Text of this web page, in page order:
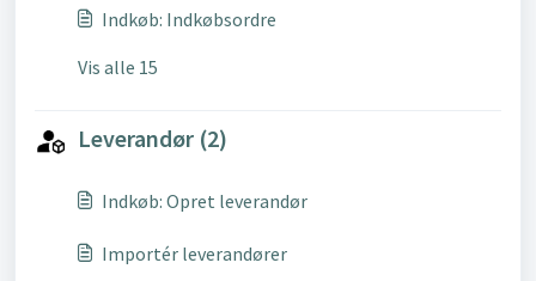
Indkøb: Indkøbsordre
Vis alle 15
Leverandør (2)
Indkøb: Opret leverandør
Importér leverandører